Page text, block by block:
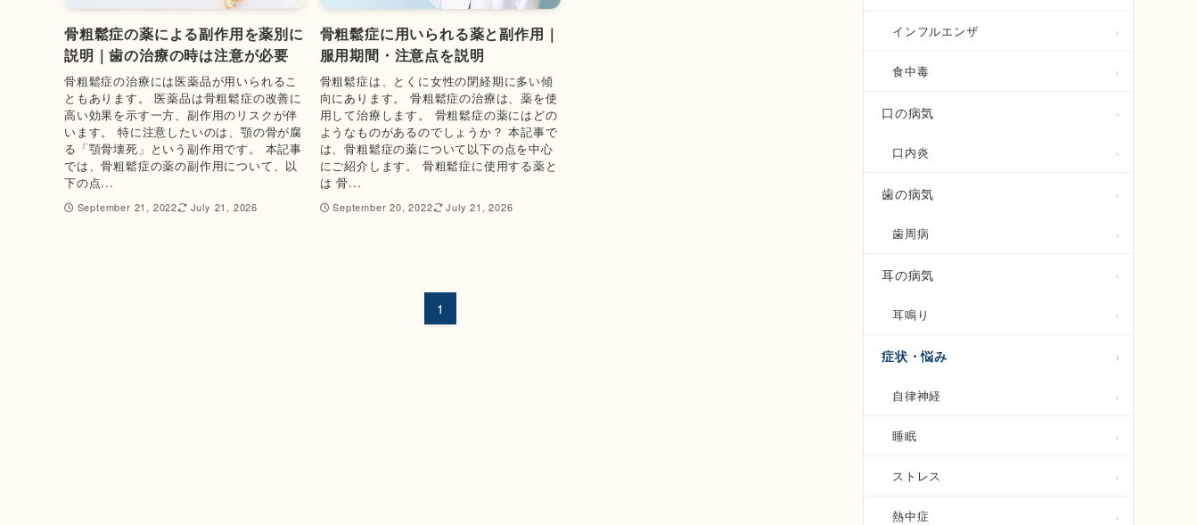
骨粗鬆症の薬による副作用を薬別に
説明｜歯の治療の時は注意が必要
骨粗鬆症の治療には医薬品が用いられるこ
ともあります。 医薬品は骨粗鬆症の改善に
高い効果を示す一方、副作用のリスクが伴
います。 特に注意したいのは、顎の骨が腐
る「顎骨壊死」という副作用です。 本記事
では、骨粗鬆症の薬の副作用について、以
下の点...
September 21, 2022 July 21, 2026
骨粗鬆症に用いられる薬と副作用｜
服用期間・注意点を説明
骨粗鬆症は、とくに女性の閉経期に多い傾
向にあります。 骨粗鬆症の治療は、薬を使
用して治療します。 骨粗鬆症の薬にはどの
ようなものがあるのでしょうか？ 本記事で
は、骨粗鬆症の薬について以下の点を中心
にご紹介します。 骨粗鬆症に使用する薬と
は 骨...
September 20, 2022 July 21, 2026
1
インフルエンザ
食中毒
口の病気
口内炎
歯の病気
歯周病
耳の病気
耳鳴り
症状・悩み
自律神経
睡眠
ストレス
熱中症